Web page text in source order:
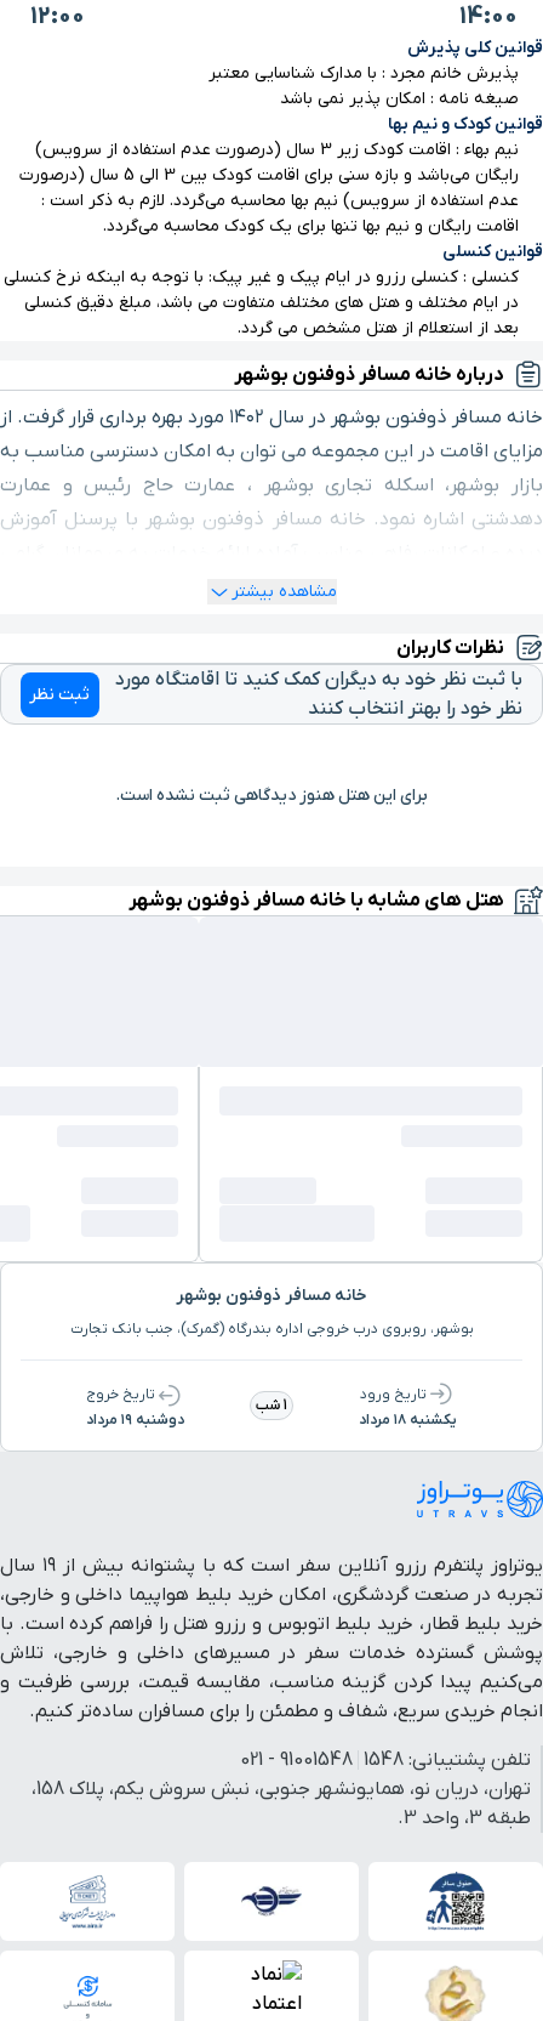
بیمارستان سلمان فارسی
موزه دریا و دریانوردی ۱۶ دقیقه با خودرو (۱۳ کیلومتر و ۳۹۸ متر)
خانه و موزه شهید
رئیسعلی دلواری
۳۱ دقیقه با خودرو (۴۰ کیلومتر و ۹۴۰ متر)
برج قلعه خورموج
گنبد نمکی دشتی ۵۶ دقیقه با خودرو (۸۱ کیلومتر و ۱۰۶ متر)
ایستگاه راه آهن
پارک ملی دریایی نایبند ۱۲ دقیقه با خودرو(۹ کیلومتر و ۳۰۸ متر)
بیمارستان سلمان فارسی
ایستگاه راه آهن ۱ ساعت و ۲ دقیقه با خودرو(۸۱ کیلومتر و ۳۴۸ متر)
14:00
12:00
قوانین کلی پذیرش
پذیرش خانم مجرد : با مدارک شناسایی معتبر
صیغه نامه : امکان پذیر نمی باشد
قوانین کودک و نیم بها
نیم بهاء : اقامت کودک زیر 3 سال (درصورت عدم استفاده از سرویس)
رایگان می‌باشد و بازه سنی برای اقامت کودک بین 3 الی 5 سال (درصورت
عدم استفاده از سرویس) نیم بها محاسبه می‌گردد. لازم به ذکر است :
اقامت رایگان و نیم بها تنها برای یک کودک محاسبه می‌گردد.
قوانین کنسلی
کنسلی : کنسلی رزرو در ایام پیک و غیر پیک: با توجه به اینکه نرخ کنسلی
در ایام مختلف و هتل های مختلف متفاوت می باشد، مبلغ دقیق کنسلی
بعد از استعلام از هتل مشخص می گردد.
درباره خانه مسافر ذوفنون بوشهر
خانه مسافر ذوفنون بوشهر در سال ۱۴۰۲ مورد بهره برداری قرار گرفت. از
مزایای اقامت در این مجموعه می توان به امکان دسترسی مناسب به
بازار بوشهر، اسکله تجاری بوشهر ، عمارت حاج رئیس و عمارت
دهدشتی اشاره نمود. خانه مسافر ذوفنون بوشهر با پرسنل آموزش
مشاهده بیشتر
نظرات کاربران
با ثبت نظر خود به دیگران کمک کنید تا اقامتگاه مورد
نظر خود را بهتر انتخاب کنند
ثبت نظر
برای این هتل هنوز دیدگاهی ثبت نشده است.
هتل های مشابه با خانه مسافر ذوفنون بوشهر
خانه مسافر ذوفنون بوشهر
بوشهر، روبروی درب خروجی اداره بندرگاه (گمرک)، جنب بانک تجارت
تاریخ ورود
یکشنبه ۱۸ مرداد
1 شب
تاریخ خروج
دوشنبه ۱۹ مرداد
یوتراوز پلتفرم رزرو آنلاین سفر است که با پشتوانه بیش از ۱۹ سال
تجربه در صنعت گردشگری، امکان خرید بلیط هواپیما داخلی و خارجی،
خرید بلیط قطار، خرید بلیط اتوبوس و رزرو هتل را فراهم کرده است. با
پوشش گسترده خدمات سفر در مسیرهای داخلی و خارجی، تلاش
می‌کنیم پیدا کردن گزینه مناسب، مقایسه قیمت، بررسی ظرفیت و
انجام خریدی سریع، شفاف و مطمئن را برای مسافران ساده‌تر کنیم.
تلفن پشتیبانی: 1548
91001548 - 021
تهران، دریان نو، همایونشهر جنوبی، نبش سروش یکم، پلاک 158،
طبقه 3، واحد 3.